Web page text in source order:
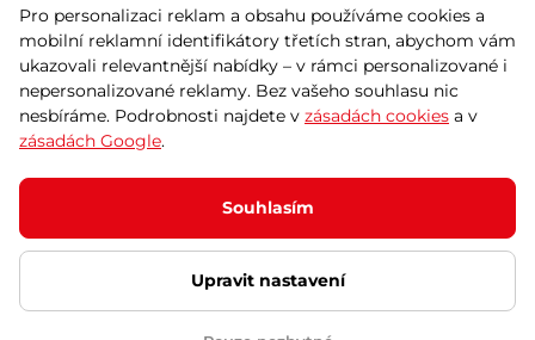
Půjčovna
obchodní podmínky
Kariéra
© 2026 SEVEN SPORT s.r.o Všechna práva vyhrazena
Podle zákona o evidenci tržeb je prodávající povinen vystavit
kupujícímu účtenku.
Zároveň je povinen zaevidovat přijatou tržbu u správce daně online; v
případě technického výpadku pak nejpozději do 48 hodin.
Ochrana osobních údajů Nastavení cookies Vnitřní oznamovací
systém Prohlášení přístupnosti
Pro personalizaci reklam a obsahu používáme cookies a
mobilní reklamní identifikátory třetích stran, abychom vám
ukazovali relevantnější nabídky – v rámci personalizované i
nepersonalizované reklamy. Bez vašeho souhlasu nic
nesbíráme. Podrobnosti najdete v zásadách cookies a v
zásadách Google.
Souhlasím
Upravit nastavení